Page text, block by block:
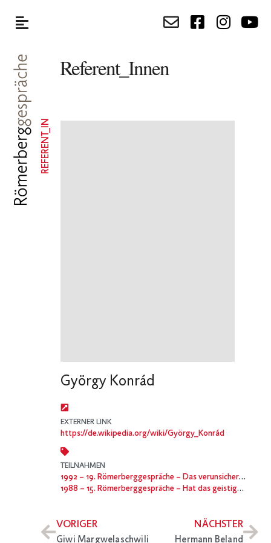
Referent_Innen
REFERENT_IN
György Konrád
EXTERNER LINK
https://de.wikipedia.org/wiki/György_Konrád
TEILNAHMEN
1992 – 19. Römerberggespräche – Das verunsicherte Europa
1988 – 15. Römerberggespräche – Hat das geistige Europa abgedankt?
VORIGER
Giwi Margwelaschwili
NÄCHSTER
Hermann Beland